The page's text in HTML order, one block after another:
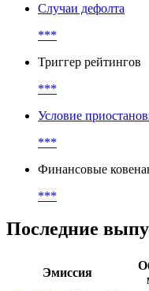
Случаи дефолта
***
Триггер рейтингов
***
Условие
***
Финансовые
***
Последние
Эмиссия